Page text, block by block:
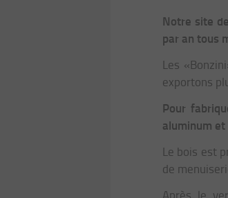
Notre site
par an tous
Les
exportons
Pour
aluminum
Le bois est
de